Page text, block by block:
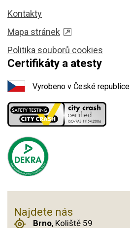
Kontakty
Mapa stránek
Politika souborů cookies
Certifikáty a atesty
Vyrobeno v České republice
Najdete nás
Brno, Koliště 59